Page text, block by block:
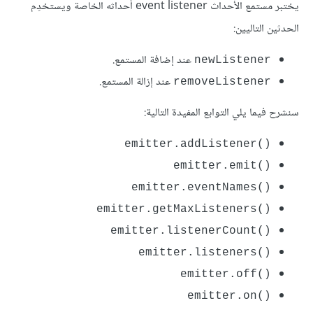
يختبر مستمع الأحداث event listener أحداثه الخاصة ويستخدِم
الحدثين التاليين:
newListener عند إضافة المستمع.
removeListener عند إزالة المستمع.
سنشرح فيما يلي التوابع المفيدة التالية:
emitter.addListener()‎
emitter.emit()‎
emitter.eventNames()‎
emitter.getMaxListeners()‎
emitter.listenerCount()‎
emitter.listeners()‎
emitter.off()‎
emitter.on()‎